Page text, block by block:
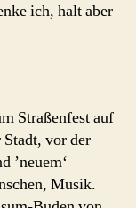
ich, halt aber
Straßenfest auf
Stadt, vor der
’neuem‘
Musik.